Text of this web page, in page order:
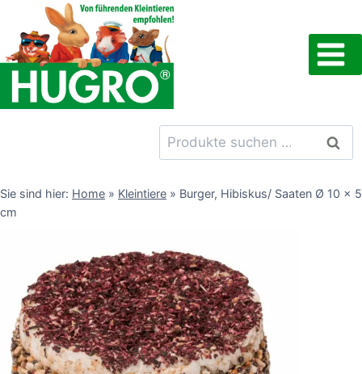
Inhalt
springen
Suchen
nach:
Sie sind hier: Home » Kleintiere » Burger, Hibiskus/ Saaten Ø 10 x 5
cm